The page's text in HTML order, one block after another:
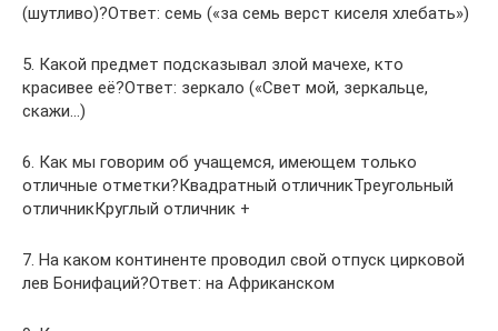
(шутливо)?Ответ: семь («за семь верст киселя хлебать»)
5. Какой предмет подсказывал злой мачехе, кто
красивее её?Ответ: зеркало («Свет мой, зеркальце,
скажи…)
6. Как мы говорим об учащемся, имеющем только
отличные отметки?Квадратный отличникТреугольный
отличникКруглый отличник +
7. На каком континенте проводил свой отпуск цирковой
лев Бонифаций?Ответ: на Африканском